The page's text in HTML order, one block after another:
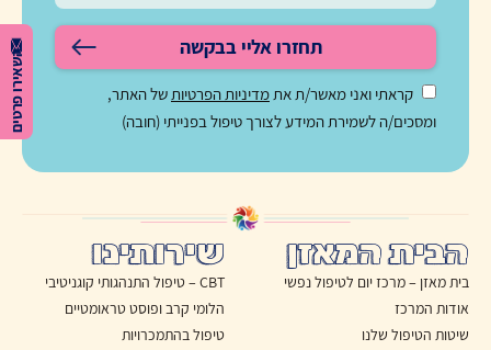
השאירו פרטים
תחזרו אליי בבקשה
קראתי ואני מאשר/ת את מדיניות הפרטיות של האתר,
ומסכים/ה לשמירת המידע לצורך טיפול בפנייתי (חובה)
הבית המאזן
בית מאזן – מרכז יום לטיפול נפשי
אודות המרכז
שיטות הטיפול שלנו
שירותינו
CBT – טיפול התנהגותי קוגניטיבי
הלומי קרב ופוסט טראומטיים
טיפול בהתמכרויות